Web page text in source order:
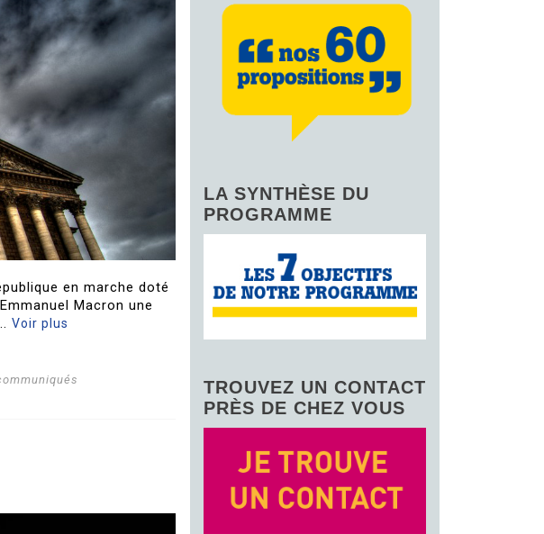
en marche doté
Macron une
Voir plus
LA SYNTHÈSE DU
PROGRAMME
TROUVEZ UN CONTACT
PRÈS DE CHEZ VOUS